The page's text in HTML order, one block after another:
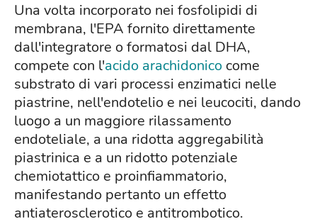
Una volta incorporato nei fosfolipidi di
membrana, l'EPA fornito direttamente
dall'integratore o formatosi dal DHA,
compete con l'acido arachidonico come
substrato di vari processi enzimatici nelle
piastrine, nell'endotelio e nei leucociti, dando
luogo a un maggiore rilassamento
endoteliale, a una ridotta aggregabilità
piastrinica e a un ridotto potenziale
chemiotattico e proinfiammatorio,
manifestando pertanto un effetto
antiaterosclerotico e antitrombotico.